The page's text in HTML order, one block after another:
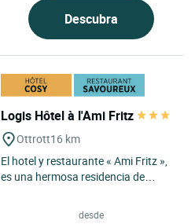
Descubra
Logis Hôtel à l'Ami Fritz
Ottrott16 km
El hotel y restaurante « Ami Fritz »,
es una hermosa residencia de
situado cerca del Mont...
desde